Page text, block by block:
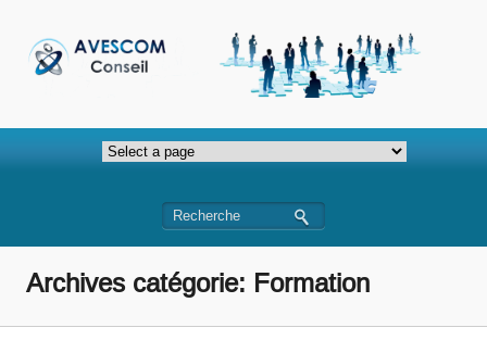
Archives catégorie: Formation